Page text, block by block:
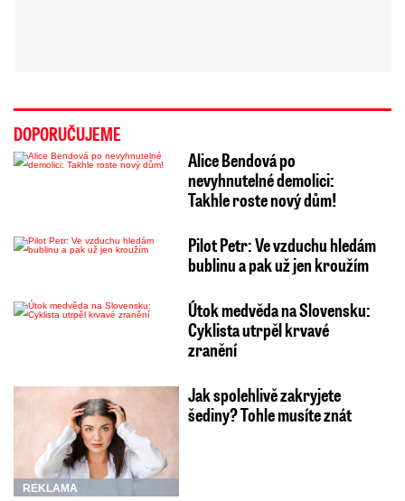
DOPORUČUJEME
Alice Bendová po
nevyhnutelné demolici:
Takhle roste nový dům!
Pilot Petr: Ve vzduchu hledám
bublinu a pak už jen kroužím
Útok medvěda na Slovensku:
Cyklista utrpěl krvavé
zranění
REKLAMA
Jak spolehlivě zakryjete
šediny? Tohle musíte znát